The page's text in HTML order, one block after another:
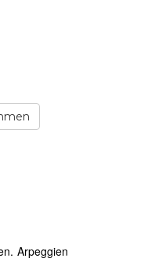
Arpeggien